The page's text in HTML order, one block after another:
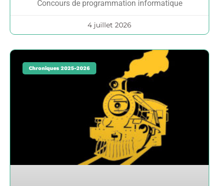
Concours de programmation informatique
4 juillet 2026
Chroniques 2025-2026